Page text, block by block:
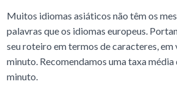
Muitos idiomas asiáticos não têm os
palavras que os idiomas europeus.
seu roteiro em termos de caracteres, em
minuto. Recomendamos uma taxa
minuto.